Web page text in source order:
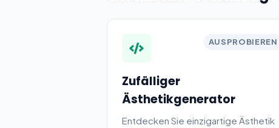
AUSPROBIEREN
Zufälliger
Ästhetikgenerator
Entdecken Sie einzigartige Ästhetik